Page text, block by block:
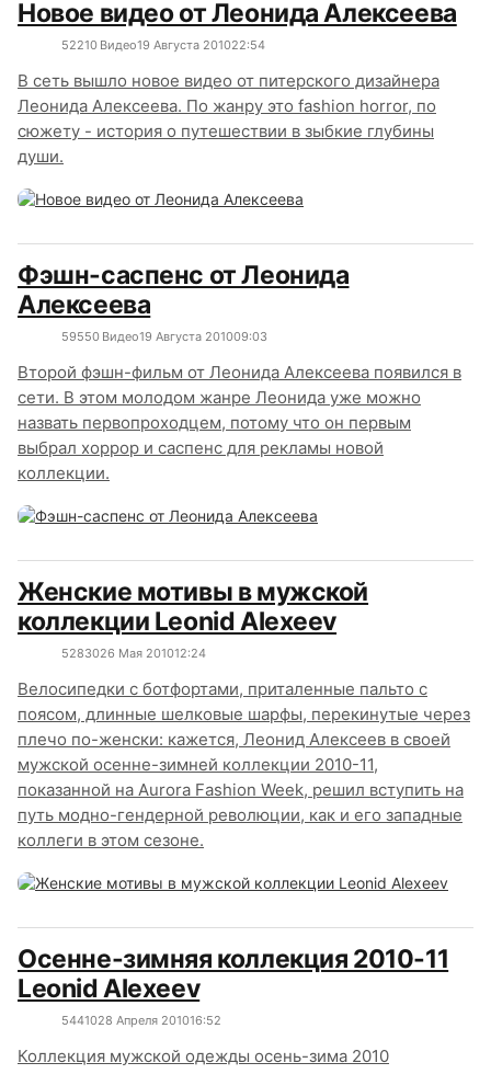
Новое видео от Леонида Алексеева
52210 Видео19 Августа 201022:54
В сеть вышло новое видео от питерского дизайнера
Леонида Алексеева. По жанру это fashion horror, по
сюжету - история о путешествии в зыбкие глубины
души.
Фэшн-саспенс от Леонида
Алексеева
59550 Видео19 Августа 201009:03
Второй фэшн-фильм от Леонида Алексеева появился в
сети. В этом молодом жанре Леонида уже можно
назвать первопроходцем, потому что он первым
выбрал хоррор и саспенс для рекламы новой
коллекции.
Женские мотивы в мужской
коллекции Leonid Alexeev
5283026 Мая 201012:24
Велосипедки с ботфортами, приталенные пальто с
поясом, длинные шелковые шарфы, перекинутые через
плечо по-женски: кажется, Леонид Алексеев в своей
мужской осенне-зимней коллекции 2010-11,
показанной на Aurora Fashion Week, решил вступить на
путь модно-гендерной революции, как и его западные
коллеги в этом сезоне.
Осенне-зимняя коллекция 2010-11
Leonid Alexeev
5441028 Апреля 201016:52
Коллекция мужской одежды осень-зима 2010